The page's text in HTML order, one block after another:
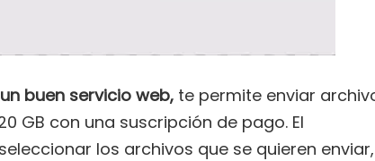
buen servicio web, te permite enviar
GB con una suscripción de pago. El
los archivos que se quieren enviar,